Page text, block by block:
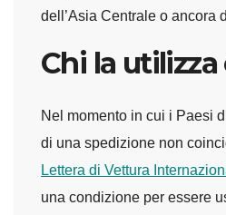
dell’Asia Centrale o ancora
Chi la
Nel momento in cui i Paesi
di una spedizione non
Lettera di Vettura
una condizione per essere